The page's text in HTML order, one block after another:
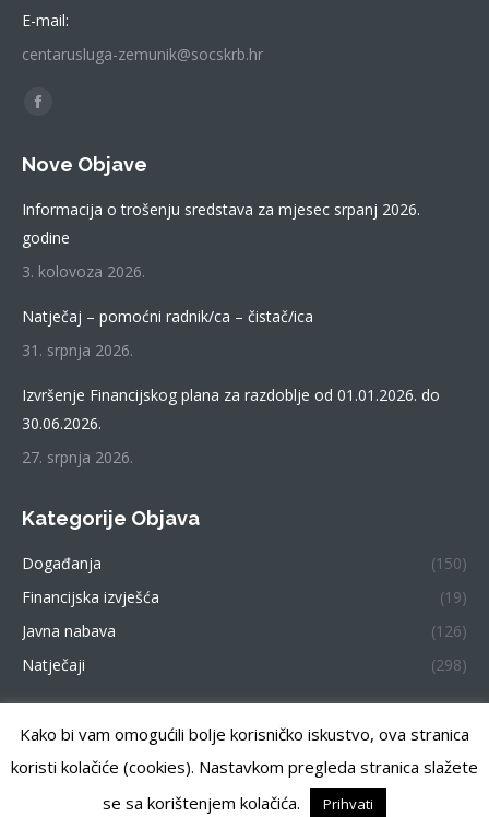
E-mail:
centarusluga-zemunik@socskrb.hr
Find us on:
Facebook
opens
in
new
Nove Objave
Informacija o trošenju sredstava za mjesec srpanj 2026.
godine
3. kolovoza 2026.
Natječaj – pomoćni radnik/ca – čistač/ica
31. srpnja 2026.
Izvršenje Financijskog plana za razdoblje od 01.01.2026. do
30.06.2026.
27. srpnja 2026.
Kategorije Objava
Događanja
(150)
Financijska izvješća
(19)
Javna nabava
(126)
Natječaji
(298)
Centar za pružanje usluga u zajednici Zemunik. Sva prava
Previously used menu 1
Kako bi vam omogućili bolje korisničko iskustvo, ova stranica
koristi kolačiće (cookies). Nastavkom pregleda stranica slažete
se sa korištenjem kolačića.
Prihvati